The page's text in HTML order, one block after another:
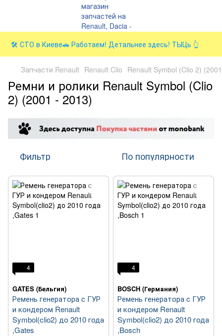
🛠️ СТО в Киеве🚗 Работаем! Детальнее здесь! ТЫЦь 👆
Запчасти Renault Renault Clio Renault Symbol (Clio 2)
Ремни и ролики Renault Symbol (Clio
2) (2001 - 2013)
Фильтр По популярности
4
GATES (Бельгия)
Ремень генератора c ГУР
и кондером Renault
Symbol(clio2) до 2010 года
,Gates
4
BOSCH (Германия)
Ремень генератора c ГУР
и кондером Renault
Symbol(clio2) до 2010 года
,Bosch